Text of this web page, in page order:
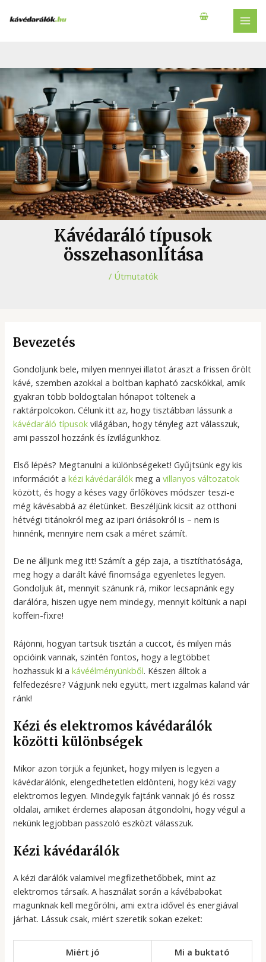
Kávédaráló típusok
összehasonlítása
/ Útmutatók
Bevezetés
Gondoljunk bele, milyen mennyei illatot áraszt a frissen őrölt
kávé, szemben azokkal a boltban kapható zacskókkal, amik
gyakran több boldogtalan hónapot töltenek a
raktárpolcokon. Célunk itt az, hogy tisztábban lássunk a
kávédaráló típusok világában, hogy tényleg azt válasszuk,
ami passzol hozzánk és ízvilágunkhoz.
Első lépés? Megtanulni a különbségeket! Gyűjtsünk egy kis
információt akézi kávédarálók meg avillanyos változatok
között, és hogy a késes vagy őrlőköves módszer teszi-e
még kávésabbá az életünket. Beszéljünk kicsit az otthoni
hétvégi titánokról meg az ipari óriásokról is – nem is
hinnénk, mennyire nem csak a méret számít.
De ne álljunk meg itt! Számít a gép zaja, a tisztíthatósága,
meg hogy a darált kávé finomsága egyenletes legyen.
Gondoljuk át, mennyit szánunk rá, mikor lecsapnánk egy
darálóra, hiszen ugye nem mindegy, mennyit költünk a napi
koffein-fixre!
Rájönni, hogyan tartsuk tisztán a cuccot, és milyen más
opcióink vannak, szintén fontos, hogy a legtöbbet
hozhassuk ki akávéélményünkből. Készen álltok a
felfedezésre? Vágjunk neki együtt, mert izgalmas kaland vár
ránk!
Kézi és elektromos kávédarálók
közötti különbségek
Mikor azon törjük a fejünket, hogy milyen is legyen a
kávédarálónk, elengedhetetlen eldönteni, hogy kézi vagy
elektromos legyen. Mindegyik fajtánk vannak jó és rossz
oldalai, amiket érdemes alaposan átgondolni, hogy végül a
nekünk legjobban passzoló eszközt válasszuk.
Kézi kávédarálók
A kézi darálók valamivel megfizethetőbbek, mint az
elektromos társaik. A használat során a kávébabokat
magunknak kell megőrölni, ami extra idővel és energiával
járhat. Lássuk csak, miért szeretik sokan ezeket:
Miért jó
Mi a buktató